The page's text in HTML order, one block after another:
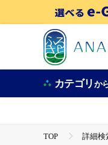
カテゴリか
TOP 詳細検